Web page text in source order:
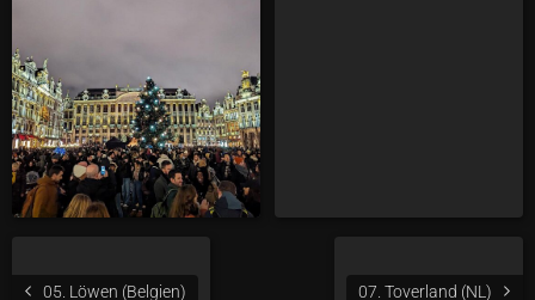
05. Löwen (Belgien) 07. Toverland (NL)